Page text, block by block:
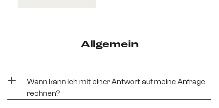
Allgemein
+
Wann kann ich mit einer Antwort auf meine Anfrage
rechnen?